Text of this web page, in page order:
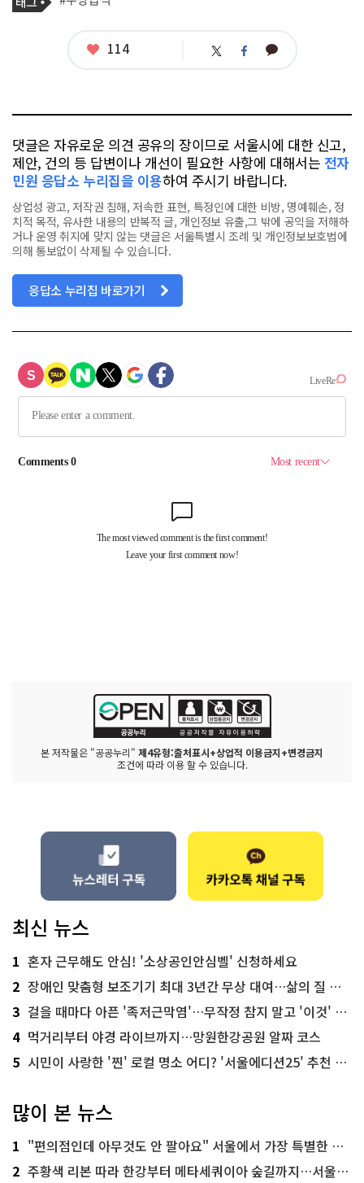
사
그
좋
114 트 페 카
댓글은 자유로운 의견 공유의 장이므로 서울시에 대한 신고,
제안, 건의 등 답변이나 개선이 필요한 사항에 대해서는 전자
민원 응답소 누리집을 이용하여 주시기 바랍니다.
상업성 광고, 저작권 침해, 저속한 표현, 특정인에 대한 비방, 명예훼손, 정
치적 목적, 유사한 내용의 반복적 글, 개인정보 유출,그 밖에 공익을 저해하
거나 운영 취지에 맞지 않는 댓글은 서울특별시 조례 및 개인정보보호법에
의해 통보없이 삭제될 수 있습니다.
응답소 누리집 바로가기
본 저작물은 "공공누리" 제4유형:출처표시+상업적 이용금지+변경금지
조건에 따라 이용 할 수 있습니다.
최신 뉴스
1 혼자 근무해도 안심! '소상공인안심벨' 신청하세요
2 장애인 맞춤형 보조기기 최대 3년간 무상 대여…삶의 질 높인다
3 걸을 때마다 아픈 '족저근막염'…무작정 참지 말고 '이것' 해보세요!
4 먹거리부터 야경 라이브까지…망원한강공원 알짜 코스
5 시민이 사랑한 '찐' 로컬 명소 어디? '서울에디션25' 추천 코스
많이 본 뉴스
1 "편의점인데 아무것도 안 팔아요" 서울에서 가장 특별한 편의점의 정체
2 주황색 리본 따라 한강부터 메타세쿼이아 숲길까지…서울둘레길 15코스